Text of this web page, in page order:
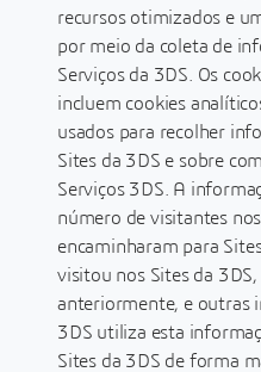
recursos otimizados e
por meio da coleta de
Serviços da 3DS. Os
incluem cookies
usados para recolher
Sites da 3DS e sobre
Serviços 3DS. ­A
número de visitantes
encaminharam para
visitou nos Sites da
anteriormente, e outras
3DS utiliza esta
Sites da 3DS de forma